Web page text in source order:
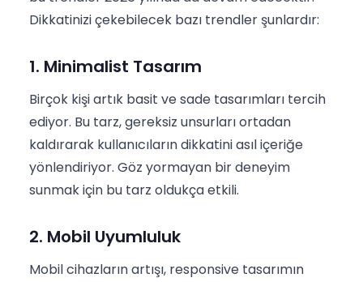
Dikkatinizi çekebilecek bazı trendler şunlardır:
1. Minimalist Tasarım
Birçok kişi artık basit ve sade tasarımları tercih
ediyor. Bu tarz, gereksiz unsurları ortadan
kaldırarak kullanıcıların dikkatini asıl içeriğe
yönlendiriyor. Göz yormayan bir deneyim
sunmak için bu tarz oldukça etkili.
2. Mobil Uyumluluk
Mobil cihazların artışı, responsive tasarımın